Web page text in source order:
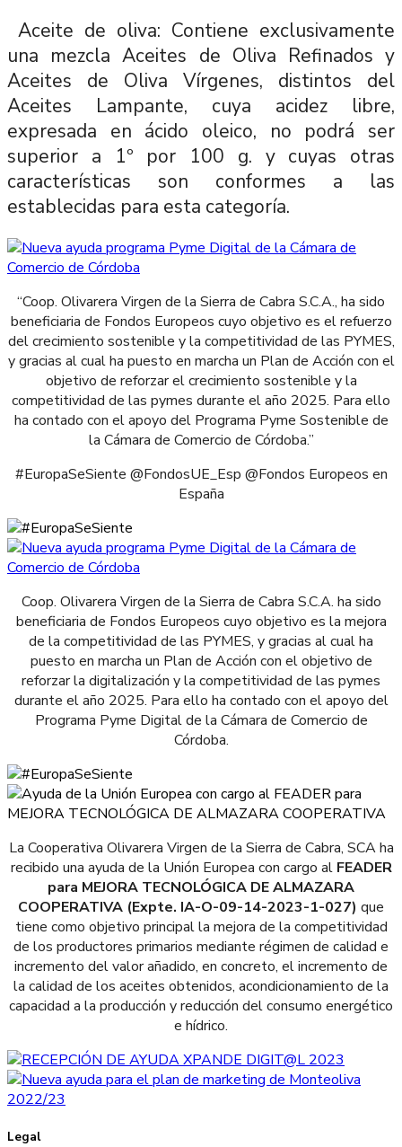
Aceite de oliva: Contiene exclusivamente
una mezcla Aceites de Oliva Refinados y
Aceites de Oliva Vírgenes, distintos del
Aceites Lampante, cuya acidez libre,
expresada en ácido oleico, no podrá ser
superior a 1º por 100 g. y cuyas otras
características son conformes a las
establecidas para esta categoría.
“Coop. Olivarera Virgen de la Sierra de Cabra S.C.A., ha sido
beneficiaria de Fondos Europeos cuyo objetivo es el refuerzo
del crecimiento sostenible y la competitividad de las PYMES,
y gracias al cual ha puesto en marcha un Plan de Acción con el
objetivo de reforzar el crecimiento sostenible y la
competitividad de las pymes durante el año 2025. Para ello
ha contado con el apoyo del Programa Pyme Sostenible de
la Cámara de Comercio de Córdoba.”
#EuropaSeSiente @FondosUE_Esp @Fondos Europeos en
España
Coop. Olivarera Virgen de la Sierra de Cabra S.C.A. ha sido
beneficiaria de Fondos Europeos cuyo objetivo es la mejora
de la competitividad de las PYMES, y gracias al cual ha
puesto en marcha un Plan de Acción con el objetivo de
reforzar la digitalización y la competitividad de las pymes
durante el año 2025. Para ello ha contado con el apoyo del
Programa Pyme Digital de la Cámara de Comercio de
Córdoba.
La Cooperativa Olivarera Virgen de la Sierra de Cabra, SCA ha
recibido una ayuda de la Unión Europea con cargo al FEADER
para MEJORA TECNOLÓGICA DE ALMAZARA
COOPERATIVA (Expte. IA-O-09-14-2023-1-027) que
tiene como objetivo principal la mejora de la competitividad
de los productores primarios mediante régimen de calidad e
incremento del valor añadido, en concreto, el incremento de
la calidad de los aceites obtenidos, acondicionamiento de la
capacidad a la producción y reducción del consumo energético
e hídrico.
Legal